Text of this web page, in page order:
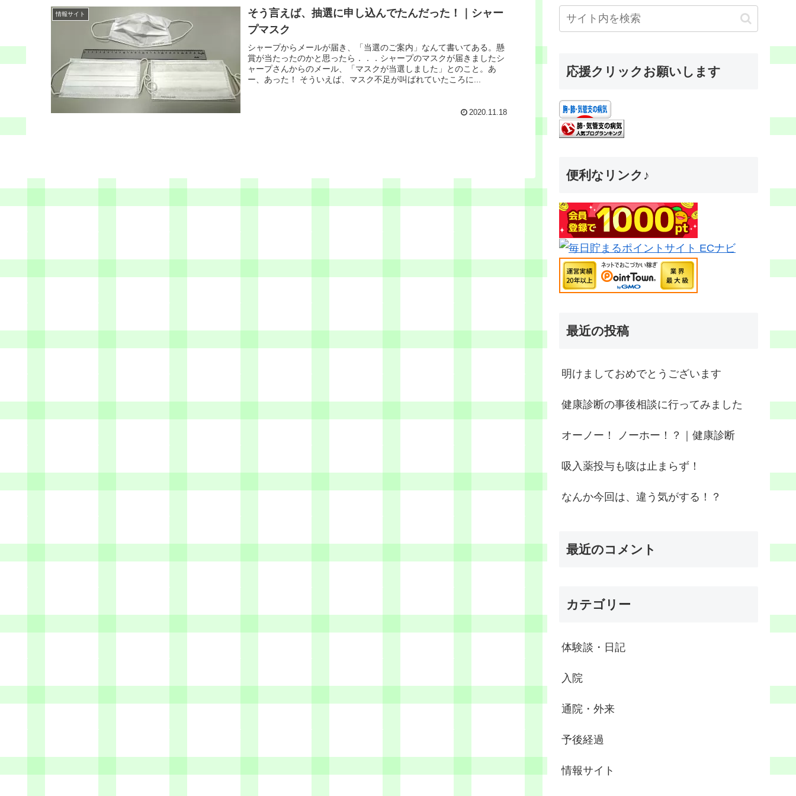
情報サイト
そう言えば、抽選に申し込んでたんだった！｜シャー
プマスク
シャープからメールが届き、「当選のご案内」なんて書いてある。懸
賞が当たったのかと思ったら．．．シャープのマスクが届きましたシ
ャープさんからのメール、「マスクが当選しました」とのこと。あ
ー、あった！ そういえば、マスク不足が叫ばれていたころに...
2020.11.18
応援クリックお願いします
便利なリンク♪
最近の投稿
明けましておめでとうございます
健康診断の事後相談に行ってみました
オーノー！ ノーホー！？｜健康診断
吸入薬投与も咳は止まらず！
なんか今回は、違う気がする！？
最近のコメント
カテゴリー
体験談・日記
入院
通院・外来
予後経過
情報サイト